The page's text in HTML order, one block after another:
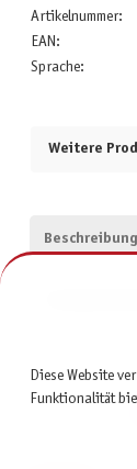
Artikelnummer:
EAN:
Sprache:
Weitere
Beschreibung
Diese Website
Funktionalität